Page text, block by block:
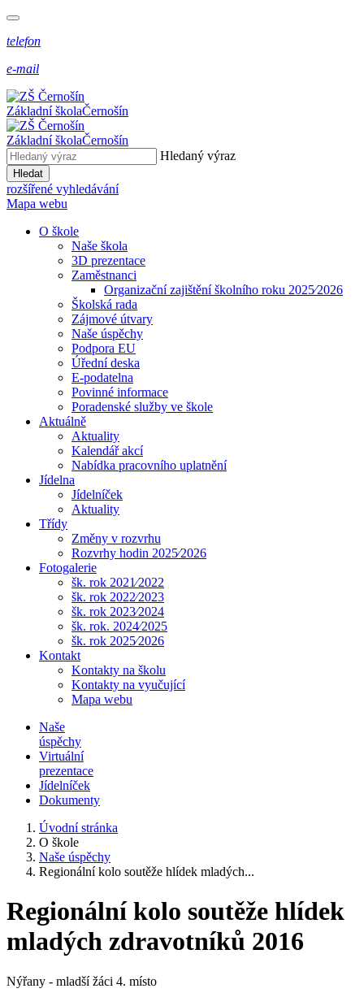
telefon
e-mail
Základní školaČernošín
Základní školaČernošín
Hledaný výraz
Hledat
rozšířené vyhledávání
Mapa webu
O škole
Naše škola
3D prezentace
Zaměstnanci
Organizační zajištění školního roku 2025⁄2026
Školská rada
Zájmové útvary
Naše úspěchy
Podpora EU
Úřední deska
E-podatelna
Povinné informace
Poradenské služby ve škole
Aktuálně
Aktuality
Kalendář akcí
Nabídka pracovního uplatnění
Jídelna
Jídelníček
Aktuality
Třídy
Změny v rozvrhu
Rozvrhy hodin 2025⁄2026
Fotogalerie
šk. rok 2021⁄2022
šk. rok 2022⁄2023
šk. rok 2023⁄2024
šk. rok. 2024⁄2025
šk. rok 2025⁄2026
Kontakt
Kontakty na školu
Kontakty na vyučující
Mapa webu
Naše
úspěchy
Virtuální
prezentace
Jídelníček
Dokumenty
Úvodní stránka
O škole
Naše úspěchy
Regionální kolo soutěže hlídek mladých...
Regionální kolo soutěže hlídek
mladých zdravotníků 2016
Nýřany - mladší žáci 4. místo